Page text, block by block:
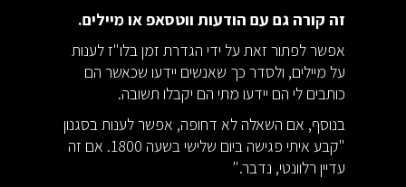
זה קורה גם עם הודעות ווטסאפ או מיילים.
אפשר לפתור זאת על ידי הגדרת זמן בלו"ז לענות
על מיילים, ולסדר כך שאנשים יידעו שכאשר הם
כותבים לי הם יידעו מתי הם יקבלו תשובה.
בנוסף, אם השאלה לא דחופה, אפשר לענות בסגנון
"קבע איתי פגישה ביום שלישי בשעה 1800. אם זה
עדיין רלוונטי, נדבר."